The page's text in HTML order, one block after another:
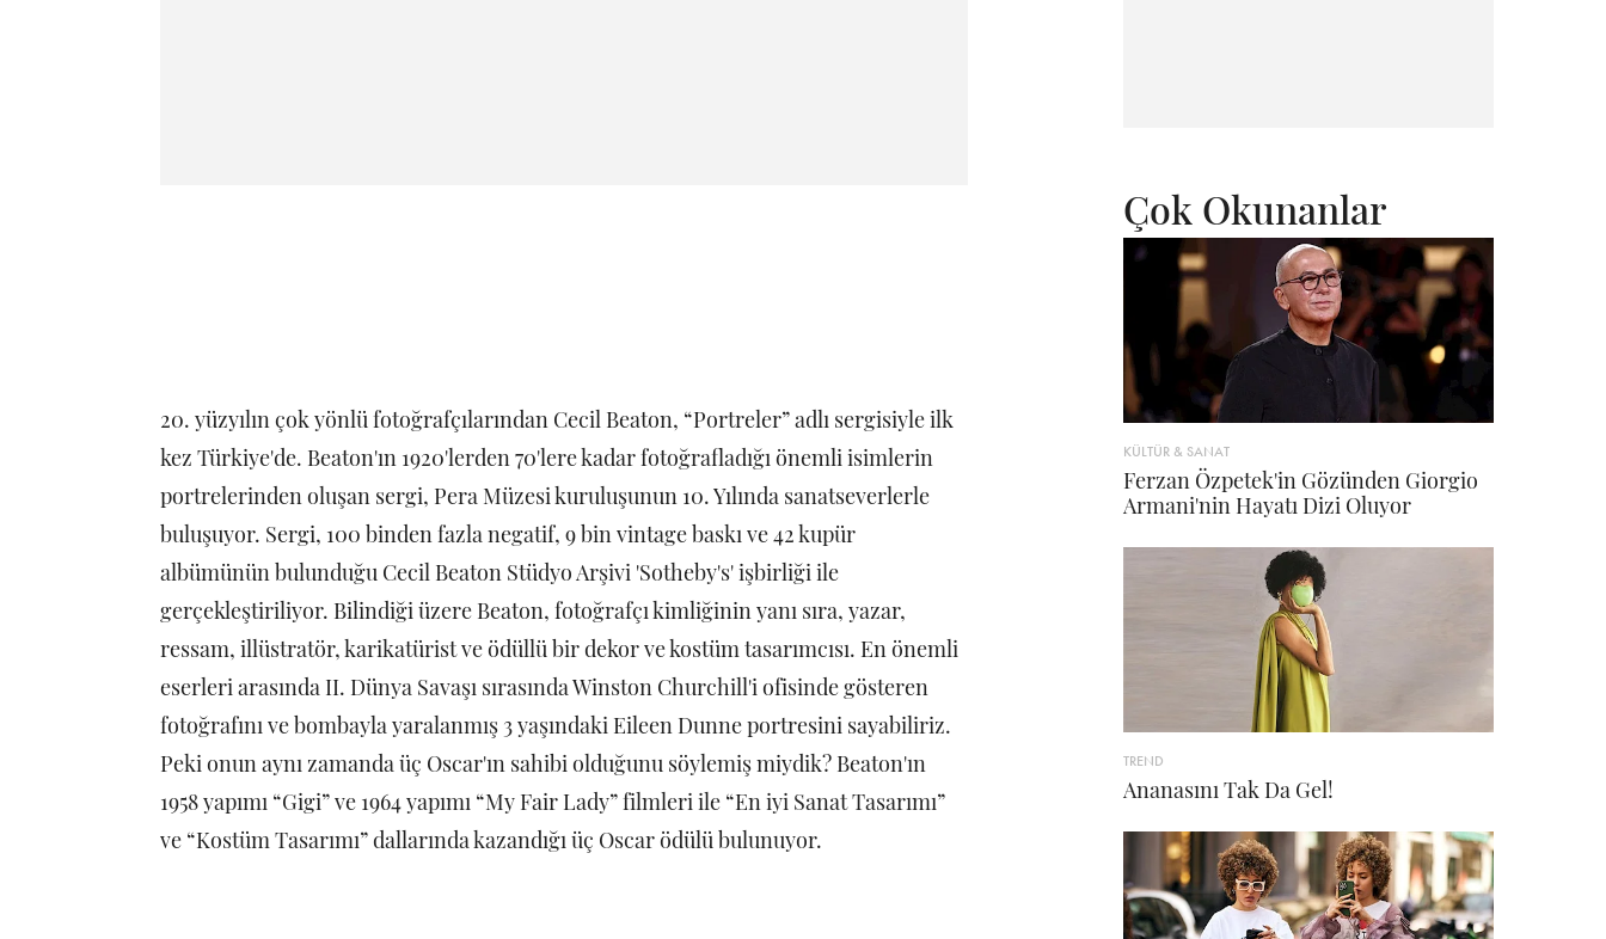
20. yüzyılın çok yönlü fotoğrafçılarından Cecil Beaton, “Portreler” adlı sergisiyle ilk
kez Türkiye'de. Beaton'ın 1920'lerden 70'lere kadar fotoğrafladığı önemli isimlerin
portrelerinden oluşan sergi, Pera Müzesi kuruluşunun 10. Yılında sanatseverlerle
buluşuyor. Sergi, 100 binden fazla negatif, 9 bin vintage baskı ve 42 kupür
albümünün bulunduğu Cecil Beaton Stüdyo Arşivi 'Sotheby's' işbirliği ile
gerçekleştiriliyor. Bilindiği üzere Beaton, fotoğrafçı kimliğinin yanı sıra, yazar,
ressam, illüstratör, karikatürist ve ödüllü bir dekor ve kostüm tasarımcısı. En önemli
eserleri arasında II. Dünya Savaşı sırasında Winston Churchill'i ofisinde gösteren
fotoğrafını ve bombayla yaralanmış 3 yaşındaki Eileen Dunne portresini sayabiliriz.
Peki onun aynı zamanda üç Oscar'ın sahibi olduğunu söylemiş miydik? Beaton'ın
1958 yapımı “Gigi” ve 1964 yapımı “My Fair Lady” filmleri ile “En iyi Sanat Tasarımı”
ve “Kostüm Tasarımı” dallarında kazandığı üç Oscar ödülü bulunuyor.
Çok Okunanlar
KÜLTÜR & SANAT
Ferzan Özpetek'in Gözünden Giorgio
Armani'nin Hayatı Dizi Oluyor
TREND
Ananasını Tak Da Gel!